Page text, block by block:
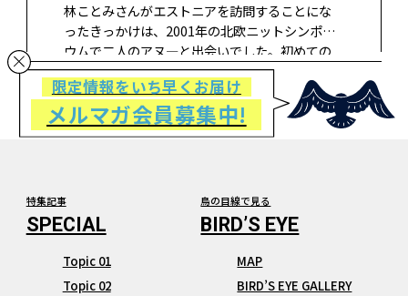
林ことみさんがエストニアを訪問することにな
ったきっかけは、2001年の北欧ニットシンポジ
ウムで二人のアヌ―と出会いでした。初めての
エストニア訪問は、翌年の2002年。すでに訪問
は10回を超えているそう。今年もエストニアに
足を運んだらしい、と聞きつけた編集部は、現
地の最新情報も交えながらエストニアの手仕事
限定情報をいち早くお届け
メルマガ会員募集中!
特集記事
Topic 01
Topic 02
鳥の目線で見る
MAP
BIRD’S EYE GALLERY